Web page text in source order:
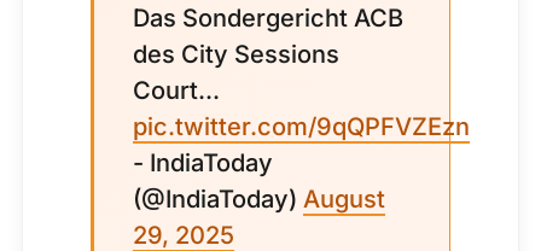
Das Sondergericht ACB
des City Sessions
Court...
pic.twitter.com/9qQPFVZEzn
- IndiaToday
(@IndiaToday) August
29, 2025